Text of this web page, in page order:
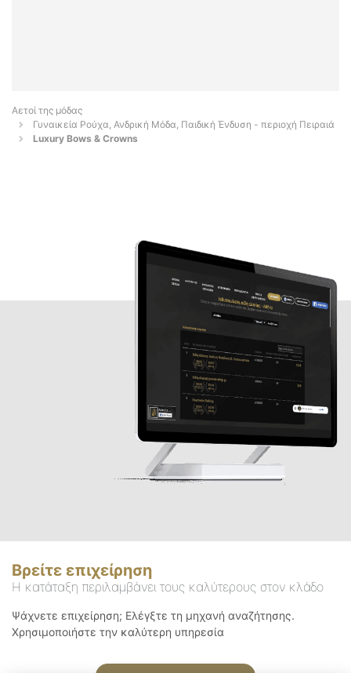
Αετοί της μόδας
Γυναικεία Ρούχα, Ανδρική Μόδα, Παιδική Ένδυση - περιοχή Πειραιά
Luxury Bows & Crowns
Βρείτε επιχείρηση
Η κατάταξη περιλαμβάνει τους καλύτερους στον κλάδο
Ψάχνετε επιχείρηση; Ελέγξτε τη μηχανή αναζήτησης.
Χρησιμοποιήστε την καλύτερη υπηρεσία